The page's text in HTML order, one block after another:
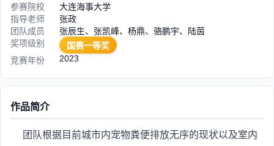
参赛院校
大连海事大学
指导老师
张政
团队成员
张辰生、张凯峰、杨鼎、骆鹏宇、陆茵
奖项级别
国赛一等奖
竞赛年份
2023
作品简介
团队根据目前城市内宠物粪便排放无序的现状以及室内